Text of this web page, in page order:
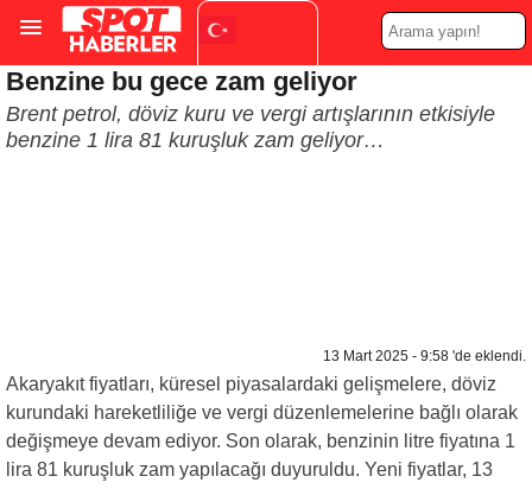
Turkish ▼
Benzine bu gece zam geliyor
Brent petrol, döviz kuru ve vergi artışlarının etkisiyle
benzine 1 lira 81 kuruşluk zam geliyor…
13 Mart 2025 - 9:58 'de eklendi.
Akaryakıt fiyatları, küresel piyasalardaki gelişmelere, döviz
kurundaki hareketliliğe ve vergi düzenlemelerine bağlı olarak
değişmeye devam ediyor. Son olarak, benzinin litre fiyatına 1
lira 81 kuruşluk zam yapılacağı duyuruldu. Yeni fiyatlar, 13